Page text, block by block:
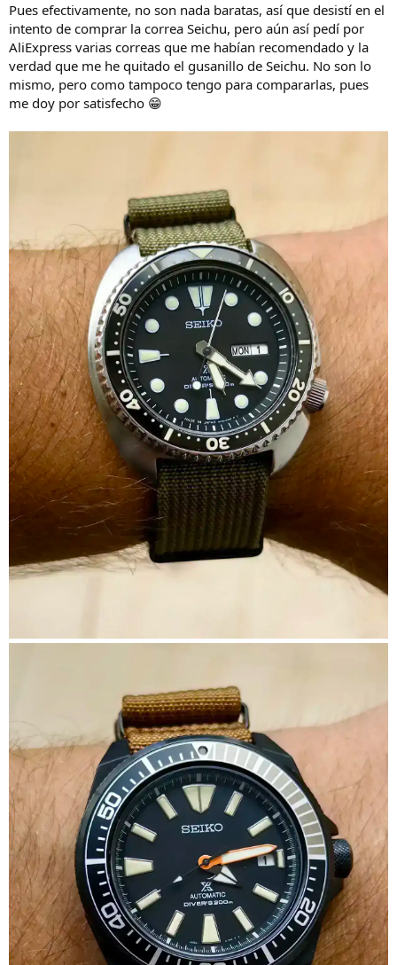
:
Pues efectivamente, no son nada baratas, así que desistí en el
intento de comprar la correa Seichu, pero aún así pedí por
AliExpress varias correas que me habían recomendado y la
verdad que me he quitado el gusanillo de Seichu. No son lo
mismo, pero como tampoco tengo para compararlas, pues
me doy por satisfecho 😁